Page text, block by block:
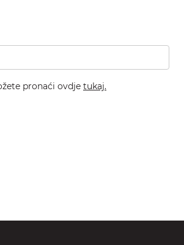
pronaći ovdje tukaj.